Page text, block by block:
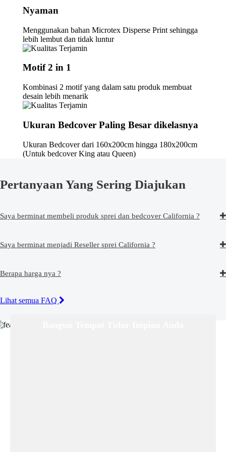
Nyaman
Menggunakan bahan Microtex Disperse Print sehingga
lebih lembut dan tidak luntur
Motif 2 in 1
Kombinasi 2 motif yang dalam satu produk membuat
desain lebih menarik
Ukuran Bedcover Paling Besar dikelasnya
Ukuran Bedcover dari 160x200cm hingga 180x200cm
(Untuk bedcover King atau Queen)
Pertanyaan Yang Sering Diajukan
Saya berminat membeli produk sprei dan bedcover California ?
Saya berminat menjadi Reseller sprei California ?
Berapa harga nya ?
Lihat semua FAQ